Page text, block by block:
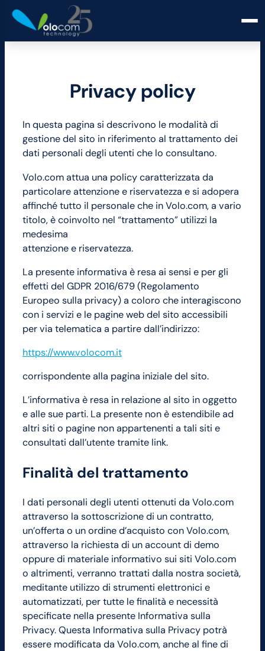
Privacy policy
In questa pagina si descrivono le modalità di
gestione del sito in riferimento al trattamento dei
dati personali degli utenti che lo consultano.
Volo.com attua una policy caratterizzata da
particolare attenzione e riservatezza e si adopera
affinché tutto il personale che in Volo.com, a vario
titolo, è coinvolto nel “trattamento” utilizzi la
medesima
attenzione e riservatezza.
La presente informativa è resa ai sensi e per gli
effetti del GDPR 2016/679 (Regolamento
Europeo sulla privacy) a coloro che interagiscono
con i servizi e le pagine web del sito accessibili
per via telematica a partire dall’indirizzo:
https://www.volocom.it
corrispondente alla pagina iniziale del sito.
L’informativa è resa in relazione al sito in oggetto
e alle sue parti. La presente non è estendibile ad
altri siti o pagine non appartenenti a tali siti e
consultati dall’utente tramite link.
Finalità del trattamento
I dati personali degli utenti ottenuti da Volo.com
attraverso la sottoscrizione di un contratto,
un’offerta o un ordine d’acquisto con Volo.com,
attraverso la richiesta di un account di demo
oppure di materiale informativo sui siti Volo.com
o altrimenti, verranno trattati dalla nostra società,
meditante utilizzo di strumenti elettronici e
automatizzati, per tutte le finalità e necessità
specificate nella presente Informativa sulla
Privacy. Questa Informativa sulla Privacy potrà
essere modificata da Volo.com, anche al fine di